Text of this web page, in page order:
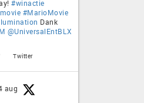
#winactie
#MarioMovie
Dank
@UniversalEntBLX
Twitter
aug